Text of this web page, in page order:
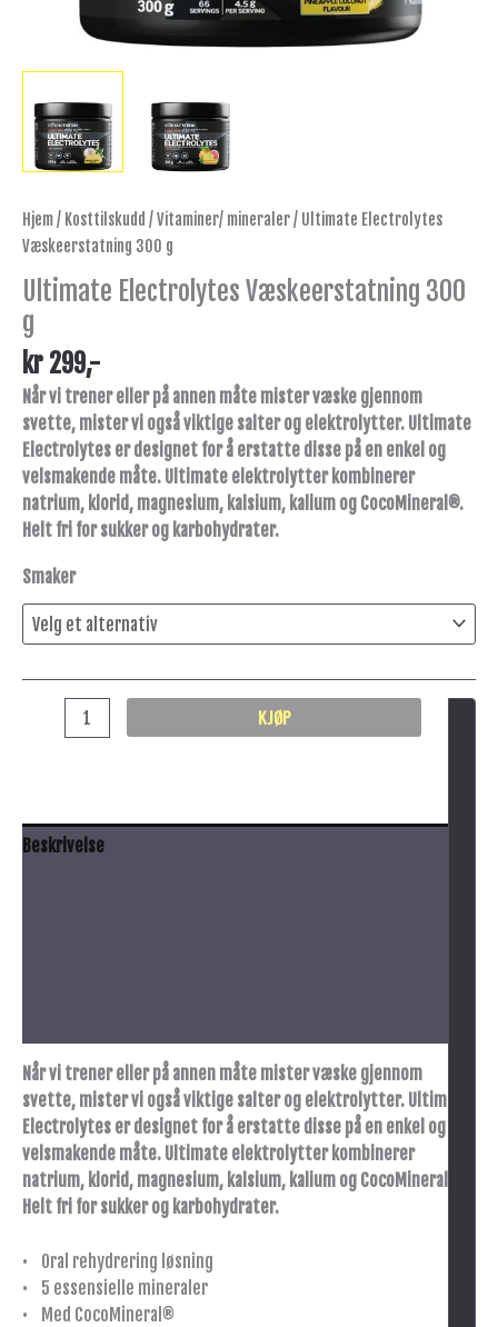
Hjem/ Kosttilskudd /Vitaminer/ mineraler/ Ultimate Electrolytes
Væskeerstatning 300 g
Ultimate Electrolytes Væskeerstatning 300
g
kr 299,-
Når vi trener eller på annen måte mister væske gjennom
svette, mister vi også viktige salter og elektrolytter. Ultimate
Electrolytes er designet for å erstatte disse på en enkel og
velsmakende måte. Ultimate elektrolytter kombinerer
natrium, klorid, magnesium, kalsium, kalium og CocoMineral®.
Helt fri for sukker og karbohydrater.
Smaker
KJØP
Beskrivelse
Når vi trener eller på annen måte mister væske gjennom
svette, mister vi også viktige salter og elektrolytter. Ultimate
Electrolytes er designet for å erstatte disse på en enkel og
velsmakende måte. Ultimate elektrolytter kombinerer
natrium, klorid, magnesium, kalsium, kalium og CocoMineral®.
Helt fri for sukker og karbohydrater.
• Oral rehydrering løsning
• 5 essensielle mineraler
• Med CocoMineral®